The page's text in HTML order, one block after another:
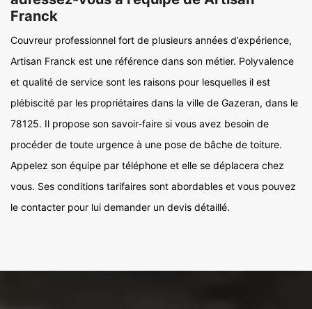
Franck
Couvreur professionnel fort de plusieurs années d’expérience,
Artisan Franck est une référence dans son métier. Polyvalence
et qualité de service sont les raisons pour lesquelles il est
plébiscité par les propriétaires dans la ville de Gazeran, dans le
78125. Il propose son savoir-faire si vous avez besoin de
procéder de toute urgence à une pose de bâche de toiture.
Appelez son équipe par téléphone et elle se déplacera chez
vous. Ses conditions tarifaires sont abordables et vous pouvez
le contacter pour lui demander un devis détaillé.